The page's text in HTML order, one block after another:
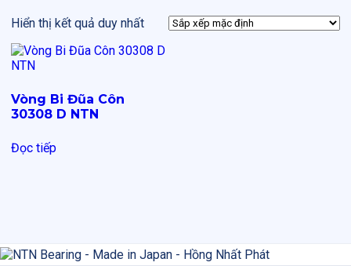
Hiển thị kết quả duy nhất
Vòng Bi Đũa Côn
30308 D NTN
Đọc tiếp